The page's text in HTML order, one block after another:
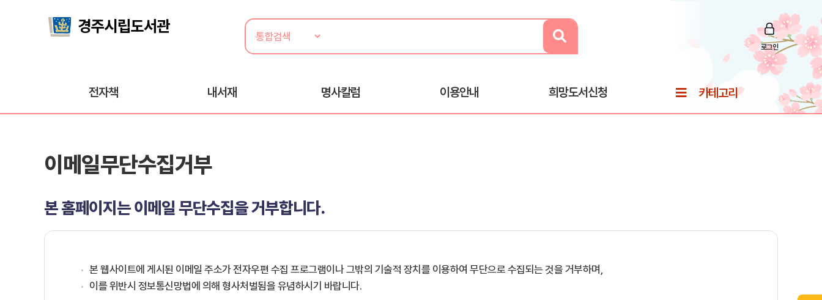
로그인
전자책 내서재 명사칼럼 이용안내 희망도서신청 카테고리
이메일무단수집거부
본 홈페이지는 이메일 무단수집을 거부합니다.
본 웹사이트에 게시된 이메일 주소가 전자우편 수집 프로그램이나 그밖의 기술적 장치를 이용하여 무단으로 수집되는 것을 거부하며,
이를 위반시 정보통신망법에 의해 형사처벌됨을 유념하시기 바랍니다.